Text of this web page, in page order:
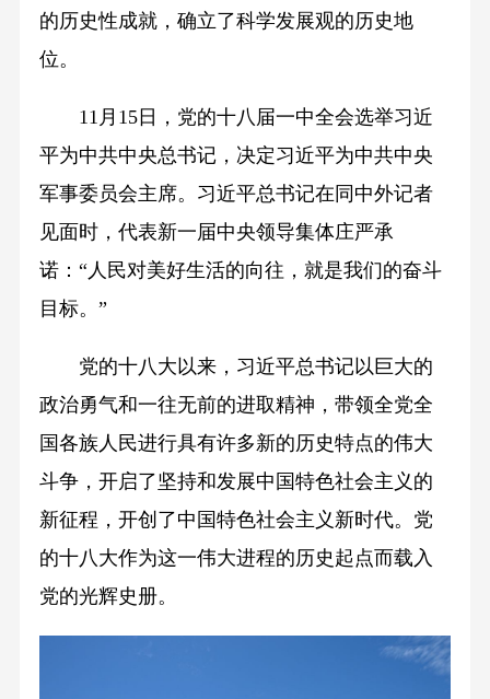
的历史性成就，确立了科学发展观的历史地
位。
11月15日，党的十八届一中全会选举习近
平为中共中央总书记，决定习近平为中共中央
军事委员会主席。习近平总书记在同中外记者
见面时，代表新一届中央领导集体庄严承
诺：“人民对美好生活的向往，就是我们的奋斗
目标。”
党的十八大以来，习近平总书记以巨大的
政治勇气和一往无前的进取精神，带领全党全
国各族人民进行具有许多新的历史特点的伟大
斗争，开启了坚持和发展中国特色社会主义的
新征程，开创了中国特色社会主义新时代。党
的十八大作为这一伟大进程的历史起点而载入
党的光辉史册。